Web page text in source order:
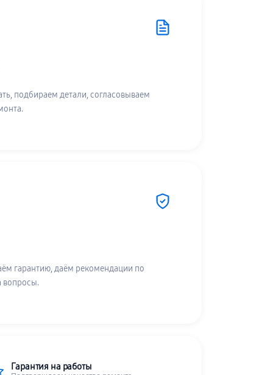
подбираем детали, согласовываем
гарантию, даём рекомендации по
вопросы.
Гарантия на работы